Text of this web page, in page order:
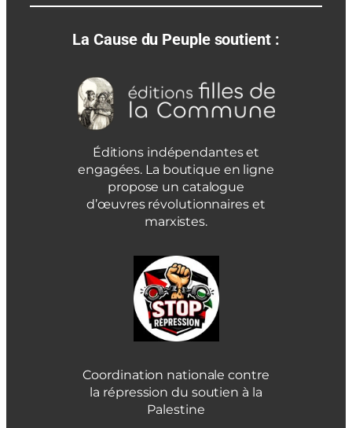
La Cause du Peuple soutient :
Éditions indépendantes et
engagées. La boutique en ligne
propose un catalogue
d’œuvres révolutionnaires et
marxistes.
Coordination nationale contre
la répression du soutien à la
Palestine